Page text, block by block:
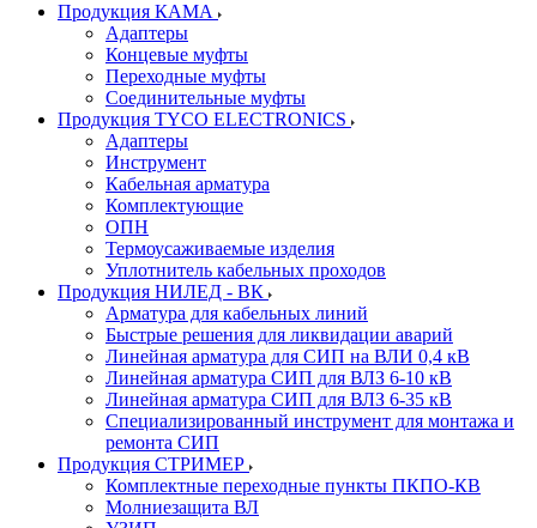
Продукция КАМА
Адаптеры
Концевые муфты
Переходные муфты
Соединительные муфты
Продукция TYCO ELECTRONICS
Адаптеры
Инструмент
Кабельная арматура
Комплектующие
ОПН
Термоусаживаемые изделия
Уплотнитель кабельных проходов
Продукция НИЛЕД - ВК
Арматура для кабельных линий
Быстрые решения для ликвидации аварий
Линейная арматура для СИП на ВЛИ 0,4 кВ
Линейная арматура СИП для ВЛЗ 6-10 кВ
Линейная арматура СИП для ВЛЗ 6-35 кВ
Специализированный инструмент для монтажа и
ремонта СИП
Продукция СТРИМЕР
Комплектные переходные пункты ПКПО-КВ
Молниезащита ВЛ